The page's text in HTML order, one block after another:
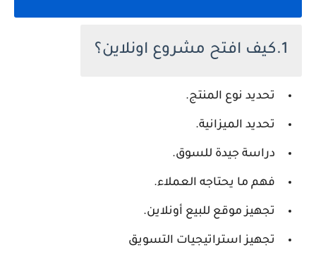
1.كيف افتح مشروع اونلاين؟
تحديد نوع المنتج.
تحديد الميزانية.
دراسة جيدة للسوق.
فهم ما يحتاجه العملاء.
تجهيز موقع للبيع أونلاين.
تجهيز استراتيجيات التسويق